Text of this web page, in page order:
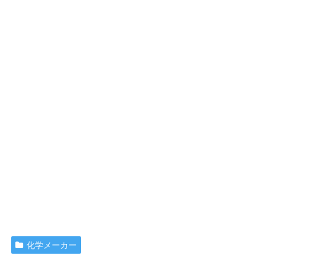
化学メーカー